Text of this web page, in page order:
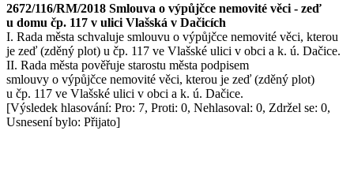
2672/116/RM/2018 Smlouva o výpůjčce nemovité věci - zeď
u domu čp. 117 v ulici Vlašská v Dačicích
I. Rada města schvaluje smlouvu o výpůjčce nemovité věci, kterou
je zeď (zděný plot) u čp. 117 ve Vlašské ulici v obci a k. ú. Dačice.
II. Rada města pověřuje starostu města podpisem
smlouvy o výpůjčce nemovité věci, kterou je zeď (zděný plot)
u čp. 117 ve Vlašské ulici v obci a k. ú. Dačice.
[Výsledek hlasování: Pro: 7, Proti: 0, Nehlasoval: 0, Zdržel se: 0,
Usnesení bylo: Přijato]